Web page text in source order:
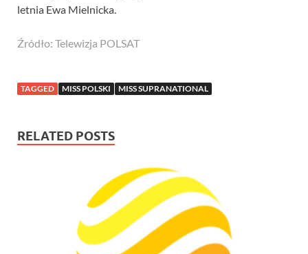
letnia Ewa Mielnicka.
Źródło: Telewizja POLSAT
TAGGED MISS POLSKI MISS SUPRANATIONAL
RELATED POSTS